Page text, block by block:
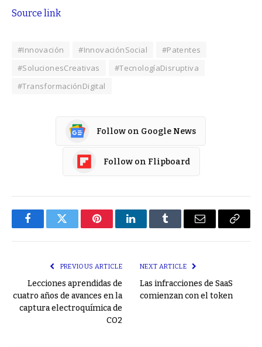
Source link
#Innovación #InnovaciónSocial
#Patentes
#SolucionesCreativas
#TecnologíaDisruptiva
#TransformaciónDigital
Follow on Google News
Follow on Flipboard
FacebookTwitter PinterestLinkedInTumblr Email
Copy
PREVIOUS ARTICLE
Lecciones aprendidas de
cuatro años de avances en la
captura electroquímica de
CO2
NEXT ARTICLE
Las infracciones de SaaS
comienzan con el token